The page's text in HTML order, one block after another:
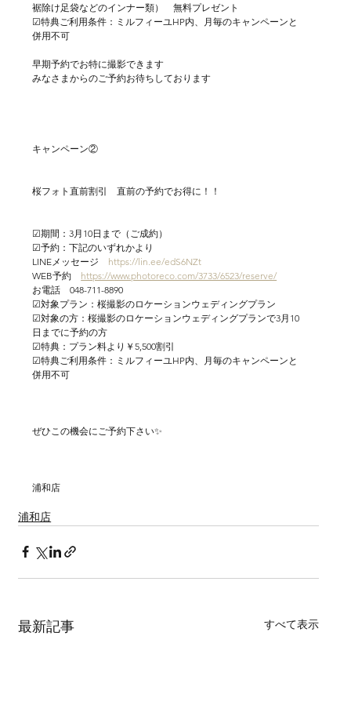
裾除け足袋などのインナー類）　無料プレゼント
☑特典ご利用条件：ミルフィーユHP内、月毎のキャンペーンと
併用不可
早期予約でお特に撮影できます
みなさまからのご予約お待ちしております
キャンペーン②
桜フォト直前割引　直前の予約でお得に！！
☑期間：3月10日まで（ご成約）
☑予約：下記のいずれかより
LINEメッセージ https://lin.ee/edS6NZt
WEB予約 https://www.photoreco.com/3733/6523/reserve/
お電話　048-711-8890
☑対象プラン：桜撮影のロケーションウェディングプラン
☑対象の方：桜撮影のロケーションウェディングプランで3月10
日までに予約の方
☑特典：プラン料より￥5,500割引
☑特典ご利用条件：ミルフィーユHP内、月毎のキャンペーンと
併用不可
ぜひこの機会にご予約下さい✨
浦和店
浦和店
最新記事 すべて表示